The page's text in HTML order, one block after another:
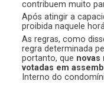
contribuem muito
Após atingir a
proibida naquele
As regras, como
regra determinada
portanto, que novas
votadas em
Interno do